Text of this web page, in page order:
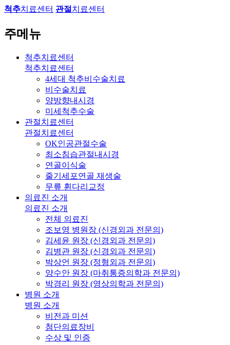
척추치료센터 관절 치료센터
주메뉴
척추치료센터
척추치료센터
4세대 척추비수술치료
비수술치료
양방향내시경
미세척추수술
관절치료센터
관절치료센터
OK인공관절수술
최소침습관절내시경
연골이식술
줄기세포연골 재생술
무릎 휜다리교정
의료진 소개
의료진 소개
전체 의료진
조보영 병원장 (신경외과 전문의)
김세윤 원장 (신경외과 전문의)
김병관 원장 (신경외과 전문의)
박상언 원장 (정형외과 전문의)
양수안 원장 (마취통증의학과 전문의)
박경리 원장 (영상의학과 전문의)
병원 소개
병원 소개
비전과 미션
첨단의료장비
수상 및 인증